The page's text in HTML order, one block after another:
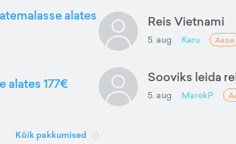
alates
alates 177€
Kõik pakkumised
Reis Vietnami
5. aug Karu Aasia
Sooviks leida
5. aug MarekP